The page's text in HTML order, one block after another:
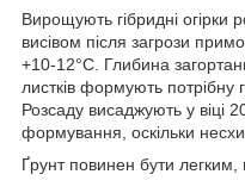
Вирощують гібридні
висівом після загрози
+10-12°С. Глибина
листків формують потрібну
Розсаду висаджують у віці
формування, оскільки
Ґрунт повинен бути